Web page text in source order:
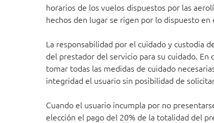
horarios de los vuelos dispuestos por las
hechos den lugar se rigen por lo dispuesto
La responsabilidad por el cuidado y custodia
del prestador del servicio para su cuidado.
tomar todas las medidas de cuidado
integridad el usuario sin posibilidad de
Cuando el usuario incumpla por no
elección el pago del 20% de la totalidad del